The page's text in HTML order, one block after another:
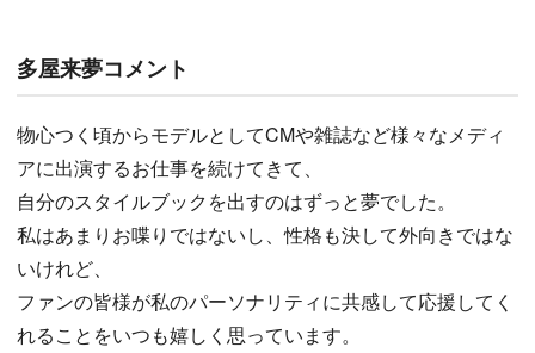
多屋来夢コメント
物心つく頃からモデルとしてCMや雑誌など様々なメディ
アに出演するお仕事を続けてきて、
自分のスタイルブックを出すのはずっと夢でした。
私はあまりお喋りではないし、性格も決して外向きではな
いけれど、
ファンの皆様が私のパーソナリティに共感して応援してく
れることをいつも嬉しく思っています。